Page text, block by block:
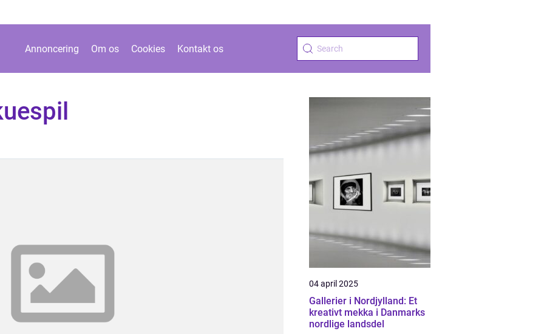
Annoncering Om os Cookies Kontakt os
04 april 2025
Gallerier i Nordjylland: Et
kreativt mekka i Danmarks
nordlige landsdel